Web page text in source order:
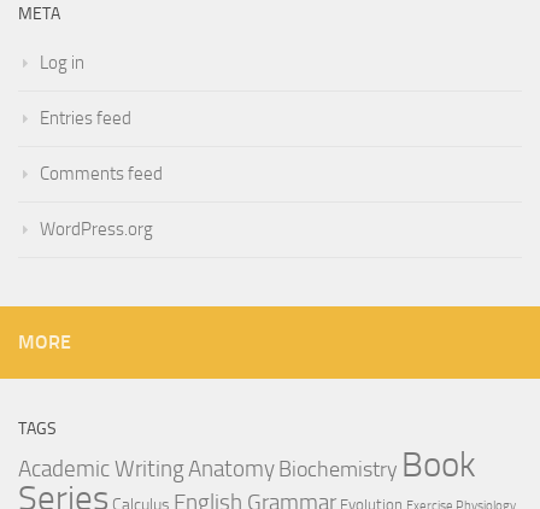
META
Log in
Entries feed
Comments feed
WordPress.org
MORE
TAGS
Academic WritingAnatomyBiochemistry Book
Series Calculus English Grammar Evolution Exercise Physiology